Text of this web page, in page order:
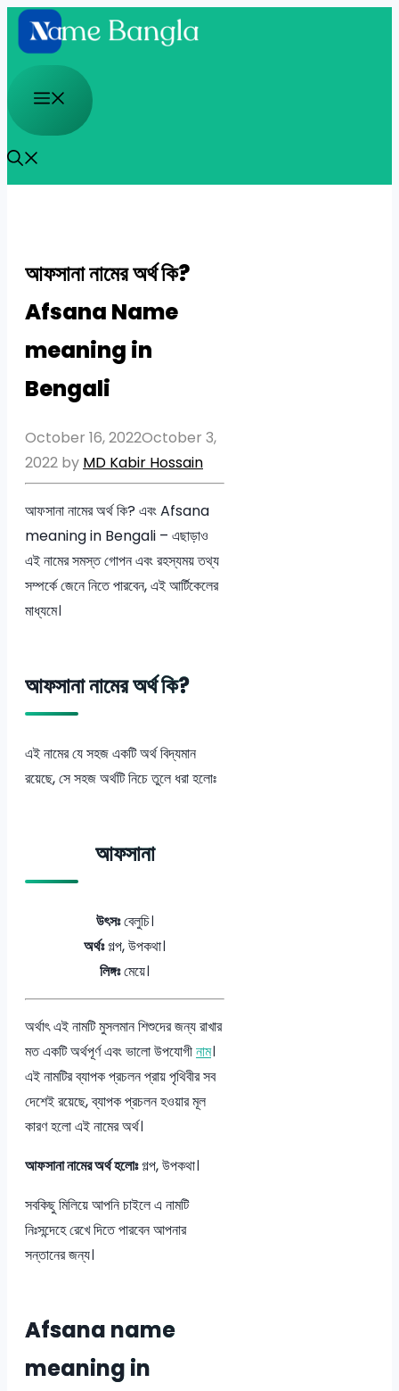
Skip
to
content
Menu
আফসানা নামের অর্থ কি?
Afsana Name
meaning in
Bengali
October 16, 2022October 3,
2022 by MD Kabir Hossain
আফসানা নামের অর্থ কি? এবং Afsana
meaning in Bengali – এছাড়াও
এই নামের সমস্ত গোপন এবং রহস্যময় তথ্য
সম্পর্কে জেনে নিতে পারবেন, এই আর্টিকেলের
মাধ্যমে।
আফসানা নামের অর্থ কি?
এই নামের যে সহজ একটি অর্থ বিদ্যমান
রয়েছে, সে সহজ অর্থটি নিচে তুলে ধরা হলোঃ
আফসানা
উৎসঃবেলুচি।
অর্থঃগল্প, উপকথা।
লিঙ্গঃমেয়ে।
অর্থাৎ এই নামটি মুসলমান শিশুদের জন্য রাখার
মত একটি অর্থপূর্ণ এবং ভালো উপযোগীনাম।
এই নামটির ব্যাপক প্রচলন প্রায় পৃথিবীর সব
দেশেই রয়েছে, ব্যাপক প্রচলন হওয়ার মূল
কারণ হলো এই নামের অর্থ।
আফসানা নামের অর্থ হলোঃগল্প, উপকথা।
সবকিছু মিলিয়ে আপনি চাইলে এ নামটি
নিঃসন্দেহে রেখে দিতে পারবেন আপনার
সন্তানের জন্য।
Afsana name
meaning in